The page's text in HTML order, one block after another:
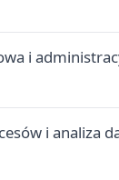
sądowego
i
i analiza